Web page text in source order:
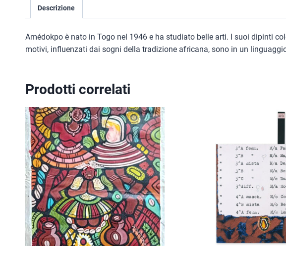
Descrizione
Amédokpo è nato in Togo nel 1946 e ha studiato belle arti. I suoi dipinti
motivi, influenzati dai sogni della tradizione africana, sono in un
Prodotti correlati